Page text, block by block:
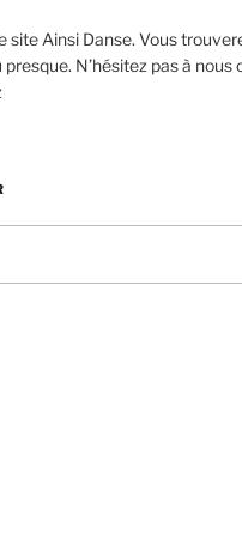
site Ainsi Danse. Vous
N’hésitez pas à